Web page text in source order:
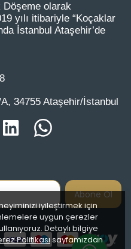
iyileştirmek için
uygun çerezler
Detaylı bilgiye
Politikası sayfamızdan
Döşeme olarak
yılı itibariyle “Koçaklar
İstanbul Ataşehir’de
34755 Ataşehir/İstanbul
Abone Ol